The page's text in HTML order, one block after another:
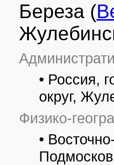
Береза (
• Россия,
округ,
Физико-
•